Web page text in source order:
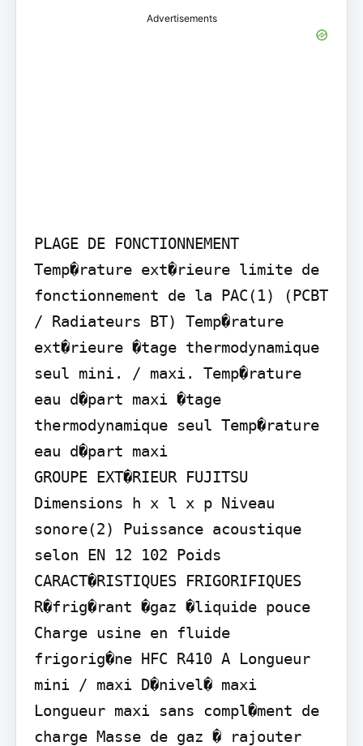
Advertisements
PLAGE DE FONCTIONNEMENT
Temp�rature ext�rieure limite de
fonctionnement de la PAC(1) (PCBT
/ Radiateurs BT) Temp�rature
ext�rieure �tage thermodynamique
seul mini. / maxi. Temp�rature
eau d�part maxi �tage
thermodynamique seul Temp�rature
eau d�part maxi
GROUPE EXT�RIEUR FUJITSU
Dimensions h x l x p Niveau
sonore(2) Puissance acoustique
selon EN 12 102 Poids
CARACT�RISTIQUES FRIGORIFIQUES
R�frig�rant �gaz �liquide pouce
Charge usine en fluide
frigorig�ne HFC R410 A Longueur
mini / maxi D�nivel� maxi
Longueur maxi sans compl�ment de
charge Masse de gaz � rajouter